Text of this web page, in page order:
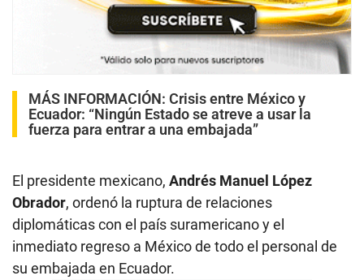
MÁS INFORMACIÓN: Crisis entre México y
Ecuador: “Ningún Estado se atreve a usar la
fuerza para entrar a una embajada”
El presidente mexicano, Andrés Manuel López
Obrador, ordenó la ruptura de relaciones
diplomáticas con el país suramericano y el
inmediato regreso a México de todo el personal de
su embajada en Ecuador.